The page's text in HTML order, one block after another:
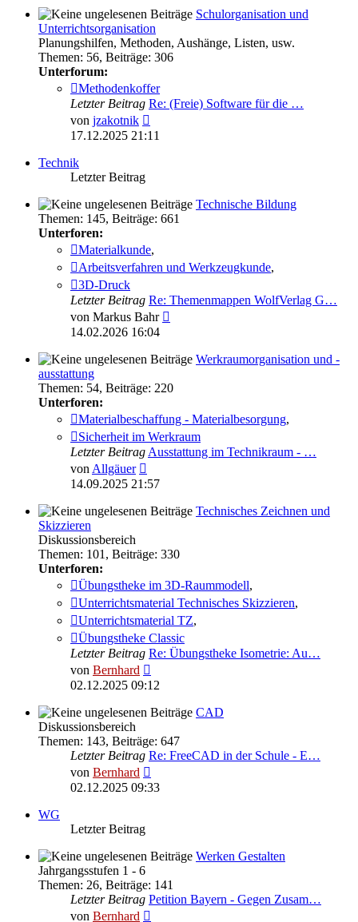
Schulorganisation und
Unterrichtsorganisation
Planungshilfen, Methoden, Aushänge, Listen, usw.
Themen: 56, Beiträge: 306
Unterforum:
Methodenkoffer
Letzter Beitrag Re: (Freie) Software für die …
von jzakotnik
Beitrag
17.12.2025 21:11
Technik
Letzter Beitrag
Technische Bildung
Themen: 145, Beiträge: 661
Unterforen:
Materialkunde,
Arbeitsverfahren und Werkzeugkunde,
3D-Druck
Letzter Beitrag Re: Themenmappen WolfVerlag G…
von Markus Bahr
14.02.2026 16:04
Werkraumorganisation und -
ausstattung
Themen: 54, Beiträge: 220
Unterforen:
Materialbeschaffung - Materialbesorgung,
Sicherheit im Werkraum
Letzter BeitragAusstattung im Technikraum - …
vonAllgäuer
Beitrag
14.09.2025 21:57
Technisches Zeichnen und
Skizzieren
Diskussionsbereich
Themen: 101, Beiträge: 330
Unterforen:
Übungstheke im 3D-Raummodell,
Unterrichtsmaterial Technisches Skizzieren,
Unterrichtsmaterial TZ,
Übungstheke Classic
Letzter Beitrag Re: Übungstheke Isometrie: Au…
von Bernhard
Beitrag
02.12.2025 09:12
CAD
Diskussionsbereich
Themen: 143, Beiträge: 647
Letzter Beitrag Re: FreeCAD in der Schule - E…
von Bernhard
Beitrag
02.12.2025 09:33
WG
Letzter Beitrag
Werken Gestalten
Jahrgangsstufen 1 - 6
Themen: 26, Beiträge: 141
Letzter Beitrag Petition Bayern - Gegen Zusam…
von Bernhard